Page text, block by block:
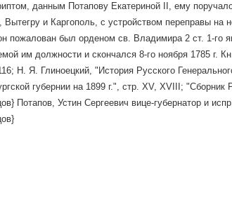
данным Потапову Екатериной II, ему
и Каргополь, с устройством переправы на
пожалован был орденом св. Владимира 2 ст. 1-го
им должности и скончался 8-го ноября 1785 г.
Н. Я. Глиноецкий, "История Русского
губернии на 1899 г.", стр. XV, XVIII;
Потапов, Устин Сергеевич вице-губернатор и